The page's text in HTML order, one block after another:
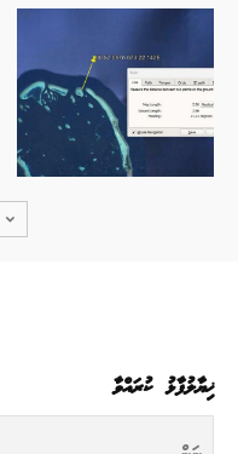
ޚިޔާލުފާޅު ކުރައްވާ